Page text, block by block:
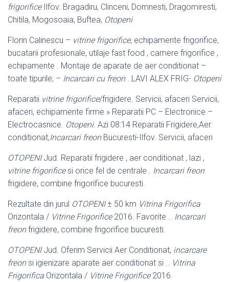
frigorificeIlfov: Bragadiru, Clinceni, Domnesti, Dragomiresti,
Chitila, Mogosoaia, Buftea, Otopeni
Florin Calinescu – vitrine frigorifice, echipamente frigorifice,
bucatarii profesionale, utilaje fast food , camere frigorifice ,
echipamente . Montaje de aparate de aer conditionat –
toate tipurile; – Incarcari cu freon. LAVI ALEX FRIG- Otopeni
Reparatii vitrine frigorifice/frigidere. Servicii, afaceri Servicii,
afaceri, echipamente firme » Reparatii PC – Electronice –
Electrocasnice. Otopeni. Azi 08:14 Reparatii Frigidere,Aer
conditionat,Incarcari freonBucuresti-Ilfov. Servicii, afaceri
OTOPENIJud. Reparatii frigidere , aer conditionat , lazi ,
vitrine frigorificesi orice fel de centrale . Incarcari freon
frigidere, combine frigorifice bucuresti.
Rezultate din jurul OTOPENI± 50 km Vitrina Frigorifica
Orizontala / Vitrine Frigorifice2016. Favorite .. Incarcari
freonfrigidere, combine frigorifice bucuresti.
OTOPENIJud. Oferim Servicii Aer Conditionat, incarcare
freonsi igienizare aparate aer conditionat si .. Vitrina
Frigorifica Orizontala / Vitrine Frigorifice2016.